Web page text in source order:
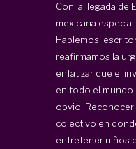
Con la llegada de
mexicana
Hablemos,
reafirmamos la
enfatizar que el
en todo el mundo
obvio.
colectivo en
entretener niños